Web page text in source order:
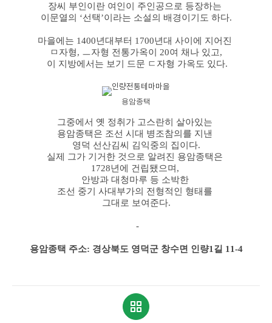
장씨 부인이란 여인이 주인공으로 등장하는
이문열의 ‘선택’이라는 소설의 배경이기도 하다.
마을에는 1400년대부터 1700년대 사이에 지어진
ㅁ자형, ㅡ자형 전통가옥이 20여 채나 있고,
이 지방에서는 보기 드문 ㄷ자형 가옥도 있다.
용암종택
그중에서 옛 정취가 고스란히 살아있는
용암종택은 조선 시대 병조참의를 지낸
영덕 선산김씨 김익중의 집이다.
실제 그가 기거한 것으로 알려진 용암종택은
1728년에 건립됐으며,
안방과 대청마루 등 소박한
조선 중기 사대부가의 전형적인 형태를
그대로 보여준다.
-
용암종택 주소: 경상북도 영덕군 창수면 인량1길 11-4